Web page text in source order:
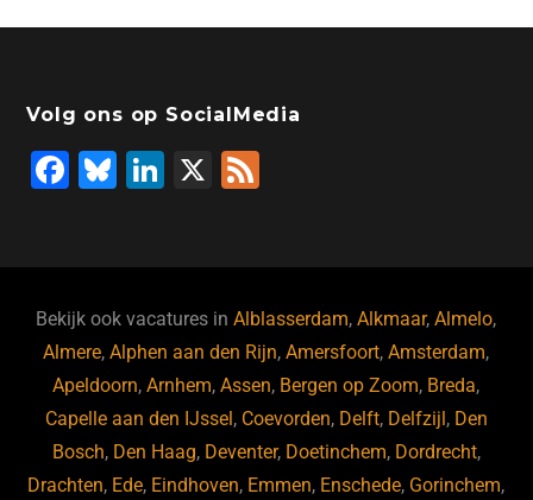
Volg ons op SocialMedia
F
b
o
o
k
Bl
ky
Li
dI
n
X
Bekijk ook vacatures inAlblasserdam,Alkmaar,Almelo,
Almere,Alphen aan den Rijn,Amersfoort,Amsterdam,
Apeldoorn,Arnhem,Assen, Bergen op Zoom, Breda,
Capelle aan den IJssel , Coevorden, Delft, Delfzijl , Den
Bosch, Den Haag, Deventer, Doetinchem, Dordrecht,
Drachten, Ede, Eindhoven, Emmen, Enschede, Gorinchem,